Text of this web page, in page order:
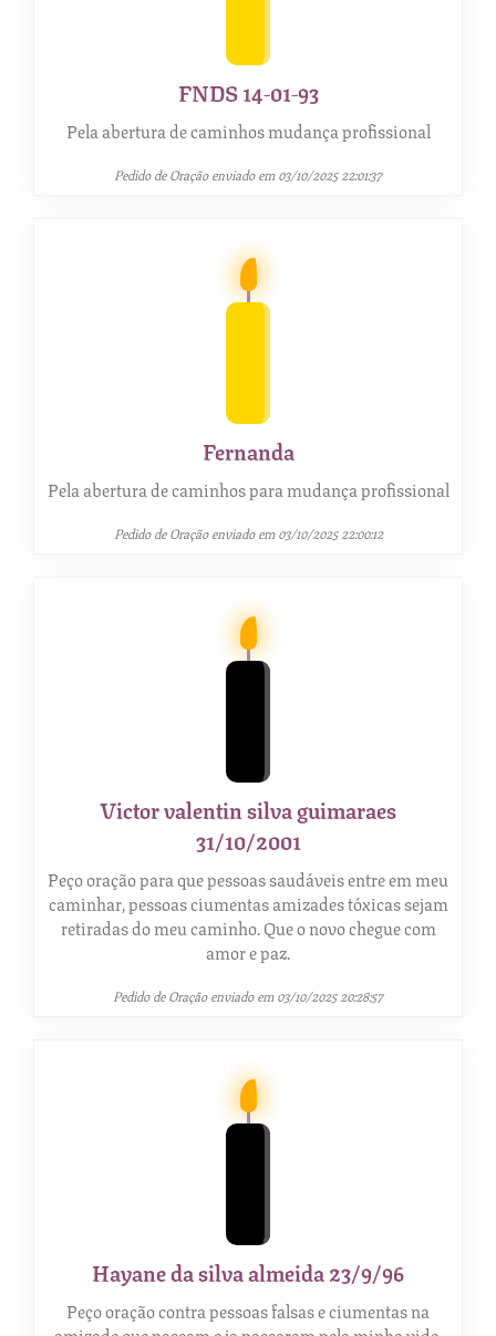
FNDS 14-01-93
Pela abertura de caminhos mudança profissional
Pedido de Oração enviado em 03/10/2025 22:01:37
Fernanda
Pela abertura de caminhos para mudança profissional
Pedido de Oração enviado em 03/10/2025 22:00:12
Victor valentin silva guimaraes
31/10/2001
Peço oração para que pessoas saudáveis entre em meu
caminhar, pessoas ciumentas amizades tóxicas sejam
retiradas do meu caminho. Que o novo chegue com
amor e paz.
Pedido de Oração enviado em 03/10/2025 20:28:57
Hayane da silva almeida 23/9/96
Peço oração contra pessoas falsas e ciumentas na